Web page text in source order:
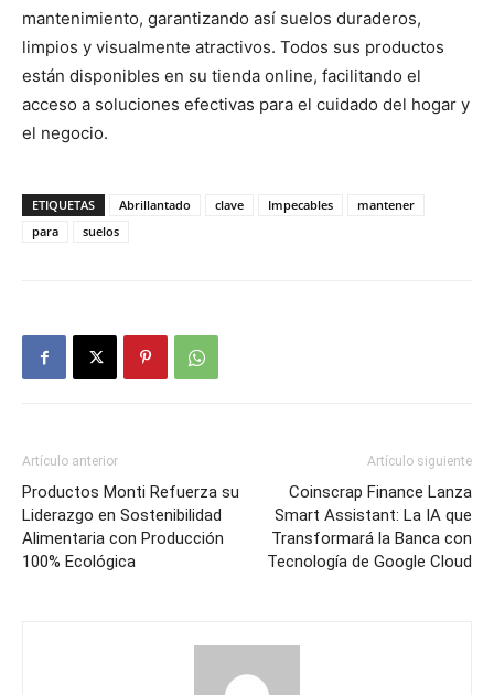
mantenimiento, garantizando así suelos duraderos,
limpios y visualmente atractivos. Todos sus productos
están disponibles en su tienda online, facilitando el
acceso a soluciones efectivas para el cuidado del hogar y
el negocio.
ETIQUETAS Abrillantado clave Impecables
mantener
para
suelos
Artículo anterior
Productos Monti Refuerza su
Liderazgo en Sostenibilidad
Alimentaria con Producción
100% Ecológica
Artículo siguiente
Coinscrap Finance Lanza
Smart Assistant: La IA que
Transformará la Banca con
Tecnología de Google Cloud